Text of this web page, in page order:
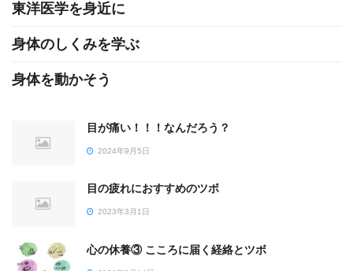
東洋医学を身近に
身体のしくみを学ぶ
身体を動かそう
目が痛い！！！なんだろう？
2024年9月5日
目の疲れにおすすめのツボ
2023年3月1日
心の休養③ こころに届く経絡とツボ